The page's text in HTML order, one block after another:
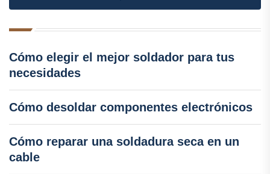
Cómo elegir el mejor soldador para tus
necesidades
Cómo desoldar componentes electrónicos
Cómo reparar una soldadura seca en un
cable